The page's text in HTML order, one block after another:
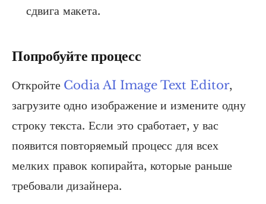
сдвига макета.
Попробуйте процесс
Откройте Codia AI Image Text Editor,
загрузите одно изображение и измените одну
строку текста. Если это сработает, у вас
появится повторяемый процесс для всех
мелких правок копирайта, которые раньше
требовали дизайнера.